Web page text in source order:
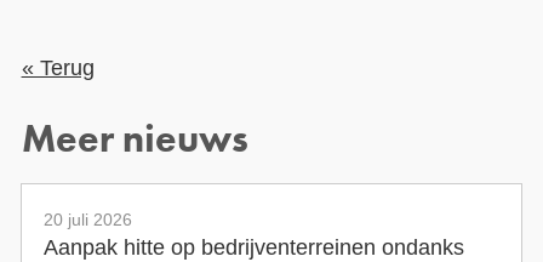
« Terug
Meer nieuws
20 juli 2026
Aanpak hitte op bedrijventerreinen ondanks